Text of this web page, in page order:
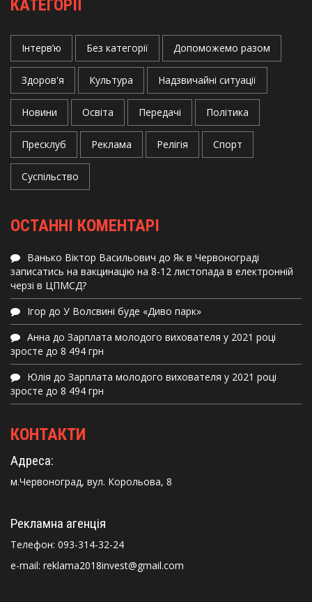
КАТЕГОРІЇ
Інтерв’ю Без категорії Допоможемо разом
Здоров'я Культура Надзвичайні ситуації
Новини Освіта Передачі Політика
Пресклуб Реклама Релігія Спорт
Суспільство
ОСТАННІ КОМЕНТАРІ
Ванько Віктор Васильович до Як в Червонограді
записатись на вакцинацію на 8-12 листопада в електронній
черзі в ЦПМСД?
Ігор до У Волсвині буде «Диво парк»
Анна до Зарплата молодого вихователя у 2021 році
зросте до 8 494 грн
Юлія до Зарплата молодого вихователя у 2021 році
зросте до 8 494 грн
КОНТАКТИ
Адреса:
м.Червоноград, вул. Корольова, 8
Рекламна агенція
Телефон: 093-314-32-24
e-mail: reklama2018invest@gmail.com